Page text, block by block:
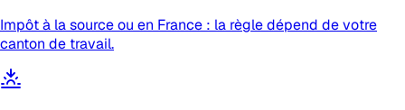
Impôt à la source ou en France : la règle dépend de votre
canton de travail.